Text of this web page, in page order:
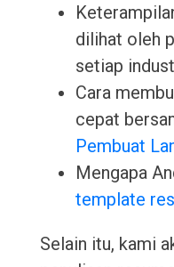
dilihat oleh
setiap
Cara
cepat
Pembuat
Mengapa
template
Selain itu, kami